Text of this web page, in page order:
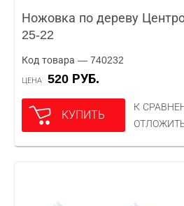
Ножовка по дереву
25-22
Код товара — 740232
ЦЕНА 520 РУБ.
КУПИТЬ
К